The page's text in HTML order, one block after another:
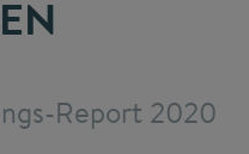
Report 2020